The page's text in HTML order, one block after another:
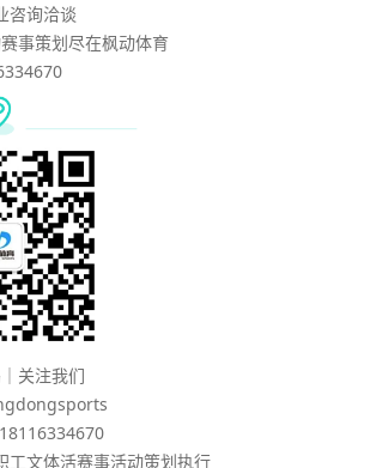
咨询洽谈
事策划尽在枫动体育
关注我们
工文体活赛事活动策划执行